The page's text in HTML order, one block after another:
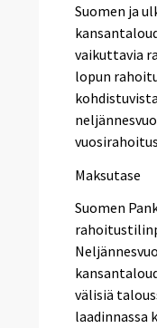
Suomen ja
vaikuttavia
lopun
Maksutase
Suomen
välisiä
laadinnassa